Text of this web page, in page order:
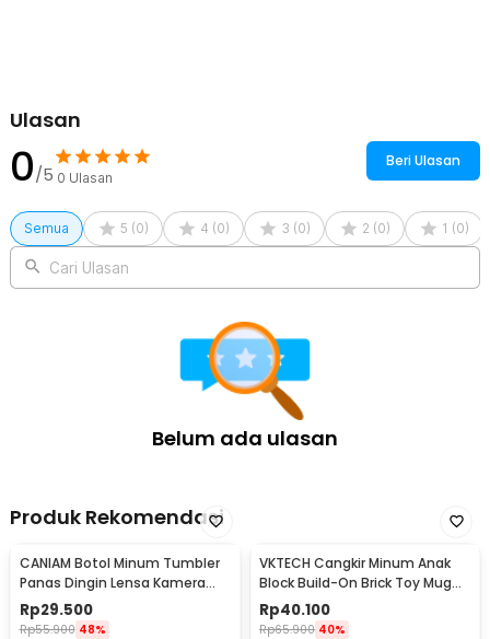
Ulasan
0/5 0 Ulasan
Beri Ulasan
Semua 5 (0) 4 (0) 3 (0) 2 (0) 1 (0)
Cari Ulasan
Belum ada ulasan
Produk Rekomendasi
CANIAM Botol Minum Tumbler
Panas Dingin Lensa Kamera
24-105mm 400ml
Rp29.500
Rp55.900 48%
VKTECH Cangkir Minum Anak
Block Build-On Brick Toy Mug
350ml - 936SN
Rp40.100
Rp65.900 40%